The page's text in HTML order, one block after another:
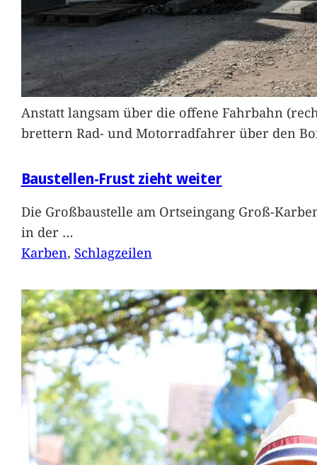
Anstatt langsam über die offene Fahrbahn
brettern Rad- und Motorradfahrer über den
Baustellen-Frust zieht weiter
Die Großbaustelle am Ortseingang Groß-
in der …
Karben, Schlagzeilen